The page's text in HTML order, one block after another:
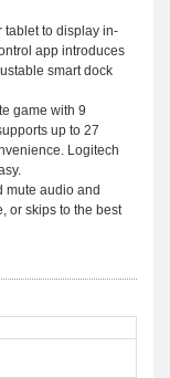
tablet to display in-
app introduces
smart dock
game with 9
up to 27
Logitech
mute audio and
or skips to the best